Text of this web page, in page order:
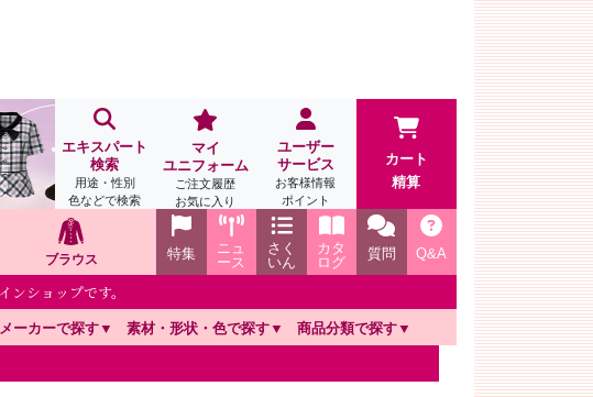
エキスパート
検索
用途・性別
色などで検索
マイ
ユニフォーム
ご注文履歴
お気に入り
ユーザー
サービス
お客様情報
ポイント
カート
精算
ブラウス Q&A
質問
カタ
ログ
さく
いん
ニュ
ース
特集
ショップです。
メーカーで探す 素材・形状・色で探す 商品分類で探す